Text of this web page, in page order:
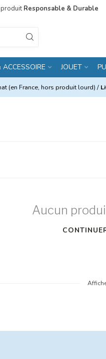
produitResponsable & Durable
JOUET
(en France, hors produit lourd) /
Aucun